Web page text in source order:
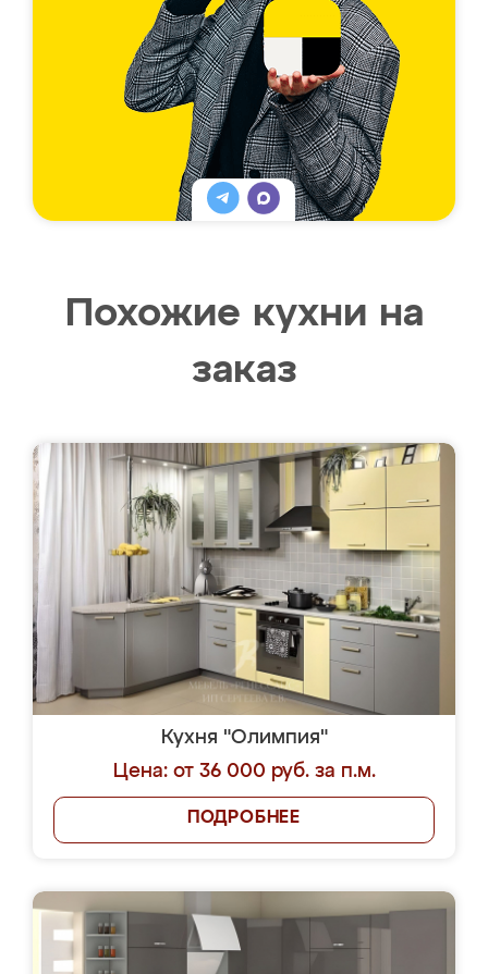
Похожие кухни на
заказ
Кухня "Олимпия"
Цена: от 36 000 руб. за п.м.
ПОДРОБНЕЕ